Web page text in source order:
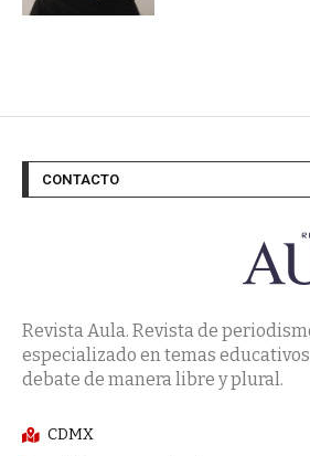
CONTACTO
Revista Aula. Revista de
especializado en temas
debate de manera libre y plural.
CDMX